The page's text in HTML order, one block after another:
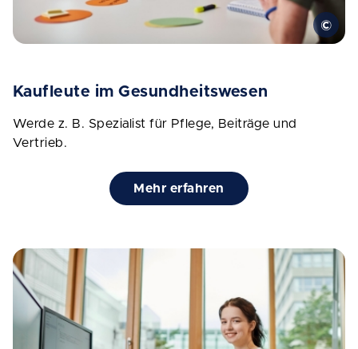
Kaufleute im Gesundheitswesen
Werde z. B. Spezialist für Pflege, Beiträge und
Vertrieb.
Mehr erfahren